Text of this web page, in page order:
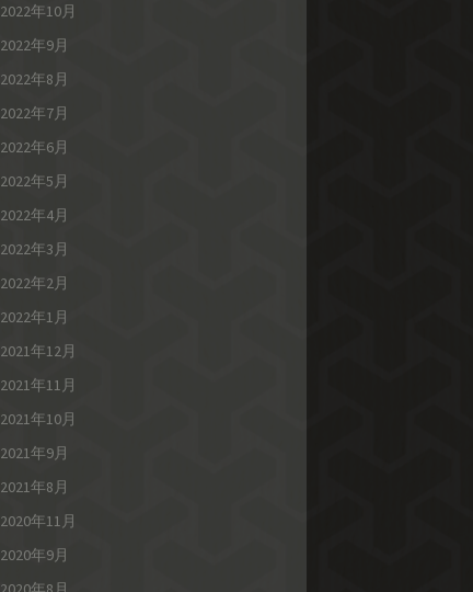
2022年10月
2022年9月
2022年8月
2022年7月
2022年6月
2022年5月
2022年4月
2022年3月
2022年2月
2022年1月
2021年12月
2021年11月
2021年10月
2021年9月
2021年8月
2020年11月
2020年9月